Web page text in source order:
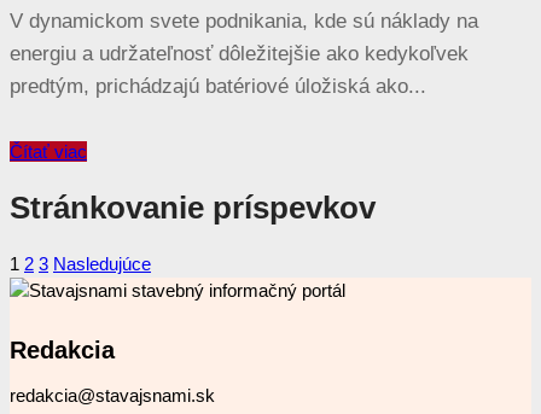
V dynamickom svete podnikania, kde sú náklady na
energiu a udržateľnosť dôležitejšie ako kedykoľvek
predtým, prichádzajú batériové úložiská ako...
Čítať viac
Stránkovanie príspevkov
1 2 3 Nasledujúce
Redakcia
redakcia@stavajsnami.sk